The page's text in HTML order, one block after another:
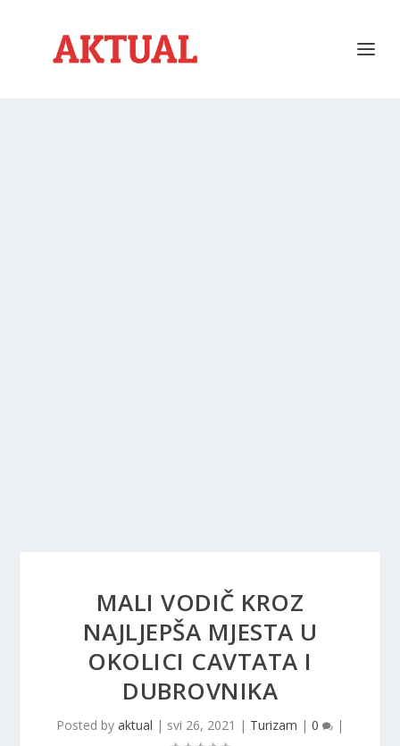
MALI VODIČ KROZ
NAJLJEPŠA MJESTA U
OKOLICI CAVTATA I
DUBROVNIKA
Posted by aktual | svi 26, 2021 | Turizam | 0 |